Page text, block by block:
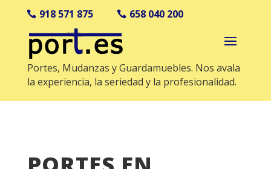
918 571 875 658 040 200
Portes, Mudanzas y Guardamuebles. Nos avala
la experiencia, la seriedad y la profesionalidad.